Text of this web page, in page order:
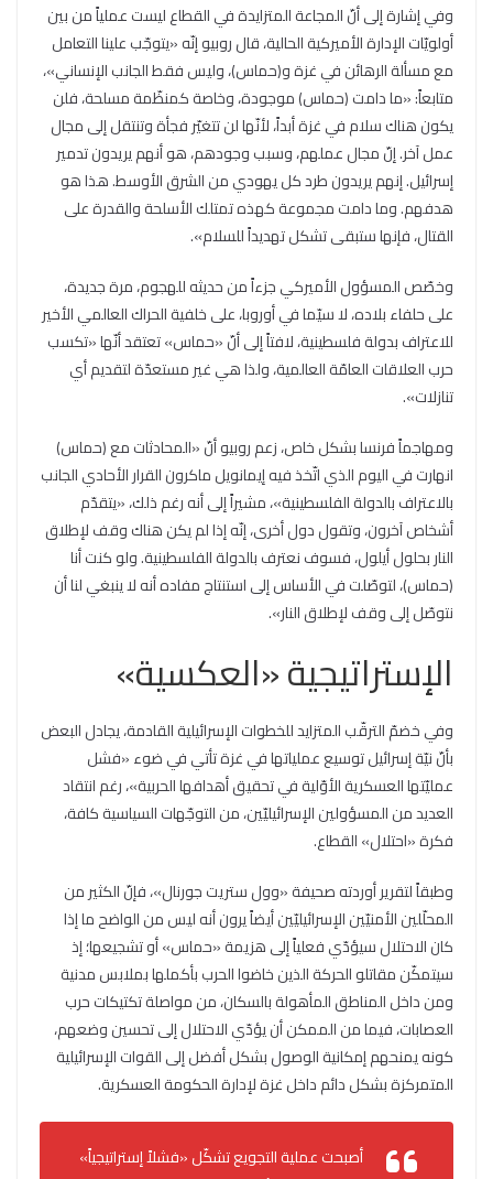
وفي إشارة إلى أنّ المجاعة المتزايدة في القطاع ليست عملياً من بين
أولويّات الإدارة الأميركية الحالية، قال روبيو إنّه «يتوجّب علينا التعامل
مع مسألة الرهائن في غزة و(حماس)، وليس فقط الجانب الإنساني»،
متابعاً: «ما دامت (حماس) موجودة، وخاصة كمنظّمة مسلحة، فلن
يكون هناك سلام في غزة أبداً، لأنّها لن تتغيّر فجأة وتنتقل إلى مجال
عمل آخر. إنّ مجال عملهم، وسبب وجودهم، هو أنهم يريدون تدمير
إسرائيل. إنهم يريدون طرد كل يهودي من الشرق الأوسط. هذا هو
هدفهم. وما دامت مجموعة كهذه تمتلك الأسلحة والقدرة على
القتال، فإنها ستبقى تشكل تهديداً للسلام».
وخصّص المسؤول الأميركي جزءاً من حديثه للهجوم، مرة جديدة،
على حلفاء بلاده، لا سيّما في أوروبا، على خلفية الحراك العالمي الأخير
للاعتراف بدولة فلسطينية، لافتاً إلى أنّ «حماس» تعتقد أنّها «تكسب
حرب العلاقات العامّة العالمية، ولذا هي غير مستعدّة لتقديم أي
تنازلات».
ومهاجماً فرنسا بشكل خاص، زعم روبيو أنّ «المحادثات مع (حماس)
انهارت في اليوم الذي اتّخذ فيه إيمانويل ماكرون القرار الأحادي الجانب
بالاعتراف بالدولة الفلسطينية»، مشيراً إلى أنه رغم ذلك، «يتقدّم
أشخاص آخرون، وتقول دول أخرى، إنّه إذا لم يكن هناك وقف لإطلاق
النار بحلول أيلول، فسوف نعترف بالدولة الفلسطينية. ولو كنت أنا
(حماس)، لتوصّلت في الأساس إلى استنتاج مفاده أنه لا ينبغي لنا أن
نتوصّل إلى وقف لإطلاق النار».
الإستراتيجية «العكسية»
وفي خضمّ الترقّب المتزايد للخطوات الإسرائيلية القادمة، يجادل البعض
بأنّ نيّة إسرائيل توسيع عملياتها في غزة تأتي في ضوء «فشل
عمليّتها العسكرية الأوّلية في تحقيق أهدافها الحربية»، رغم انتقاد
العديد من المسؤولين الإسرائيليّين، من التوجّهات السياسية كافة،
فكرة «احتلال» القطاع.
وطبقاً لتقرير أوردته صحيفة «وول ستريت جورنال»، فإنّ الكثير من
المحلّلين الأمنيّين الإسرائيليّين أيضاً يرون أنه ليس من الواضح ما إذا
كان الاحتلال سيؤدّي فعلياً إلى هزيمة «حماس» أو تشجيعها؛ إذ
سيتمكّن مقاتلو الحركة الذين خاضوا الحرب بأكملها بملابس مدنية
ومن داخل المناطق المأهولة بالسكان، من مواصلة تكتيكات حرب
العصابات، فيما من الممكن أن يؤدّي الاحتلال إلى تحسين وضعهم،
كونه يمنحهم إمكانية الوصول بشكل أفضل إلى القوات الإسرائيلية
المتمركزة بشكل دائم داخل غزة لإدارة الحكومة العسكرية.
أصبحت عملية التجويع تشكّل «فشلاً إستراتيجياً»